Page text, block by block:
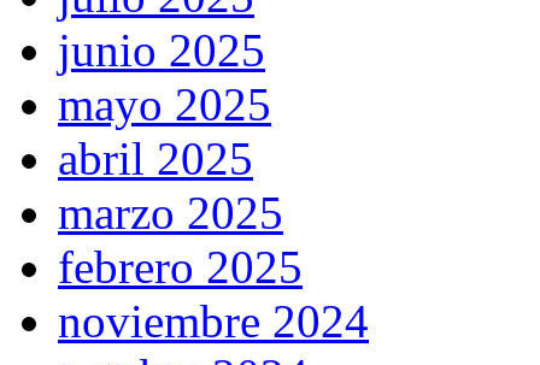
junio 2025
mayo 2025
abril 2025
marzo 2025
febrero 2025
noviembre 2024